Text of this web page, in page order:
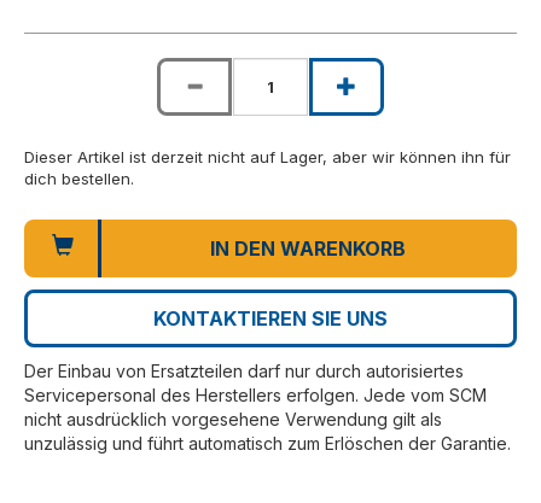
Dieser Artikel ist derzeit nicht auf Lager, aber wir können ihn für
dich bestellen.
IN DEN WARENKORB
KONTAKTIEREN SIE UNS
Der Einbau von Ersatzteilen darf nur durch autorisiertes
Servicepersonal des Herstellers erfolgen. Jede vom SCM
nicht ausdrücklich vorgesehene Verwendung gilt als
unzulässig und führt automatisch zum Erlöschen der Garantie.